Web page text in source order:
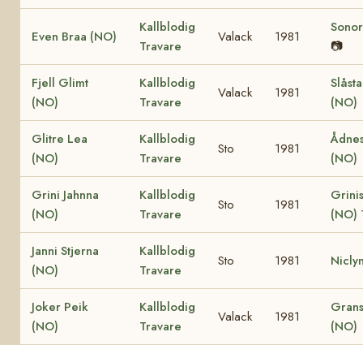
Even Braa (NO)
Kallblodig
Travare
Valack 1981
📷
Fjell Glimt
(NO)
Kallblodig
Travare
Valack 1981
(NO)
Glitre Lea
(NO)
Kallblodig
Travare
Sto 1981
(NO)
Grini Jahnna
(NO)
Kallblodig
Travare
Sto 1981
(NO)
Janni Stjerna
(NO)
Kallblodig
Travare
Sto 1981
Joker Peik
(NO)
Kallblodig
Travare
Valack 1981
(NO)